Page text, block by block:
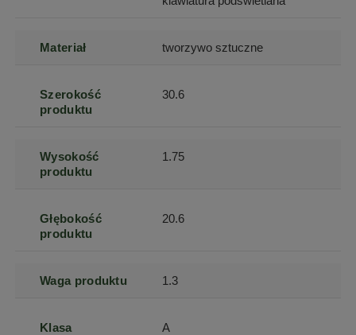
Materiał tworzywo sztuczne
Szerokość
produktu
30.6
Wysokość
produktu
1.75
Głębokość
produktu
20.6
Waga produktu 1.3
Klasa A